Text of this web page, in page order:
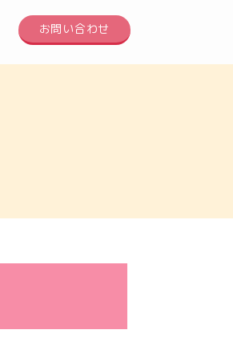
お問い合わせ